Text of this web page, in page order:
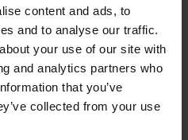
content and ads, to
and to analyse our traffic.
your use of our site with
and analytics partners who
that you’ve
collected from your use
безпекою держави, а
і рибалок.
міжнародні системи
ISO 22000:2005,
AQAP 2110:2016 і
1126H, який
що працюють на
Продукція ARPOL